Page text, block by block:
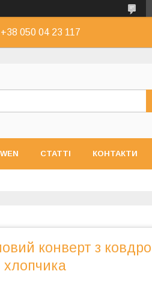
+38 050 04 23 117
СТАТТІ КОНТАКТИ
конверт з
хлопчика